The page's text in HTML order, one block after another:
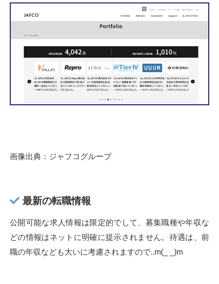
画像出典：ジャフコグループ
最新の転職情報
公開可能な求人情報は限定的でして、募集職種や年収な
どの情報はネットに明確に提示されません。待遇は、前
職の年収なども大いに考慮されますので..m(_ _)m